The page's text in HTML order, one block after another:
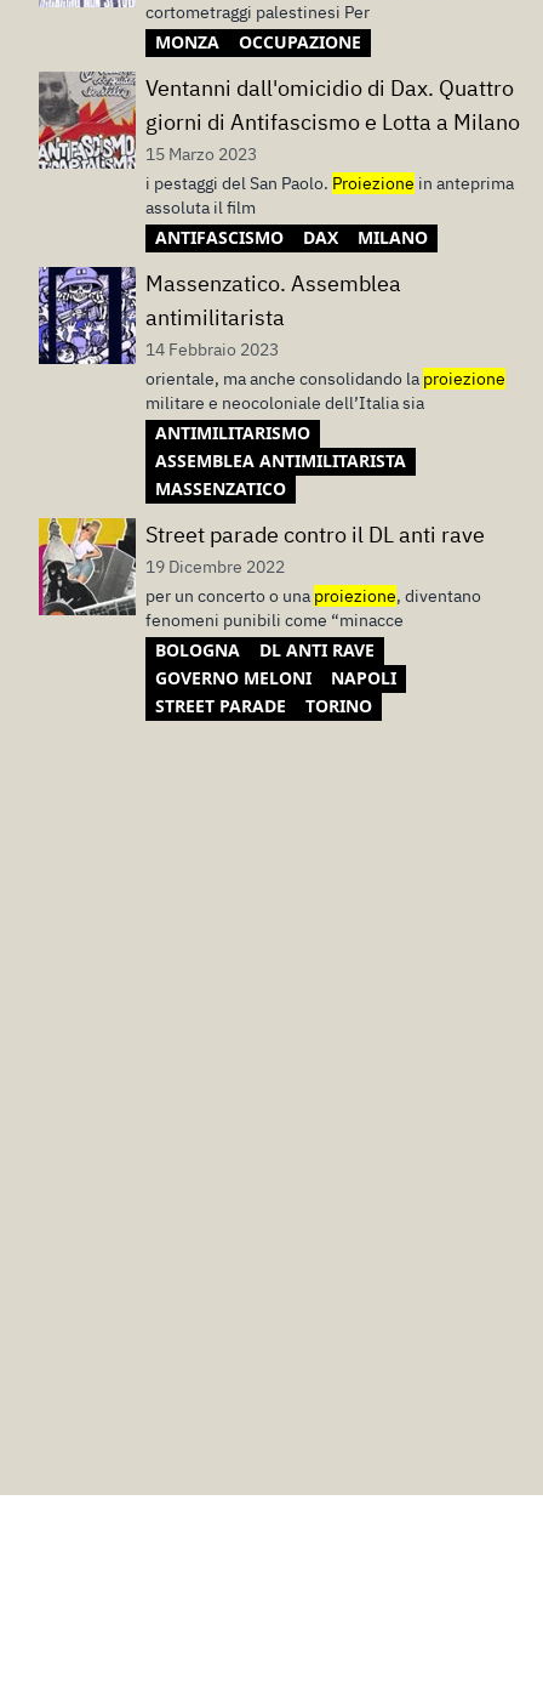
cortometraggi palestinesi Per
MONZA OCCUPAZIONE
Ventanni dall'omicidio di Dax. Quattro
giorni di Antifascismo e Lotta a Milano
15 Marzo 2023
i pestaggi del San Paolo. Proiezione in anteprima
assoluta il film
ANTIFASCISMO DAX MILANO
Massenzatico. Assemblea
antimilitarista
14 Febbraio 2023
orientale, ma anche consolidando la proiezione
militare e neocoloniale dell’Italia sia
ANTIMILITARISMO
ASSEMBLEA ANTIMILITARISTA
MASSENZATICO
Street parade contro il DL anti rave
19 Dicembre 2022
per un concerto o una proiezione, diventano
fenomeni punibili come “minacce
BOLOGNA
DL ANTI RAVE
GOVERNO MELONI
NAPOLI
STREET PARADE
TORINO